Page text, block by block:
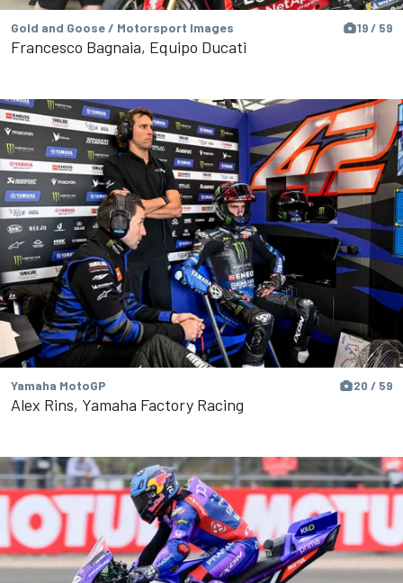
Gold and Goose / Motorsport Images 19 / 59
Francesco Bagnaia, Equipo Ducati
Yamaha MotoGP 20 / 59
Alex Rins, Yamaha Factory Racing